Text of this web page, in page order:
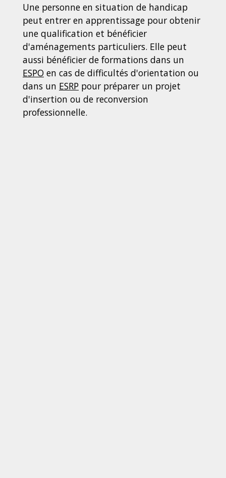
Une personne en situation de handicap
peut entrer en apprentissage pour obtenir
une qualification et bénéficier
d'aménagements particuliers. Elle peut
aussi bénéficier de formations dans un
ESPO en cas de difficultés d'orientation ou
dans un ESRP pour préparer un projet
d'insertion ou de reconversion
professionnelle.